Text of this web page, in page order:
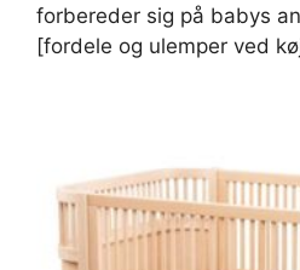
forbereder sig på babys
[fordele og ulemper ved